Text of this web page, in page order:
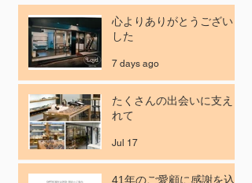
心よりありがとうございま
した
7 days ago
たくさんの出会いに支えら
れて
Jul 17
41年のご愛顧に感謝を込